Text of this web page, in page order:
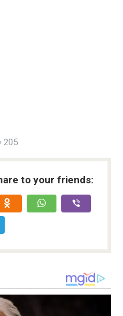
205
to your friends: